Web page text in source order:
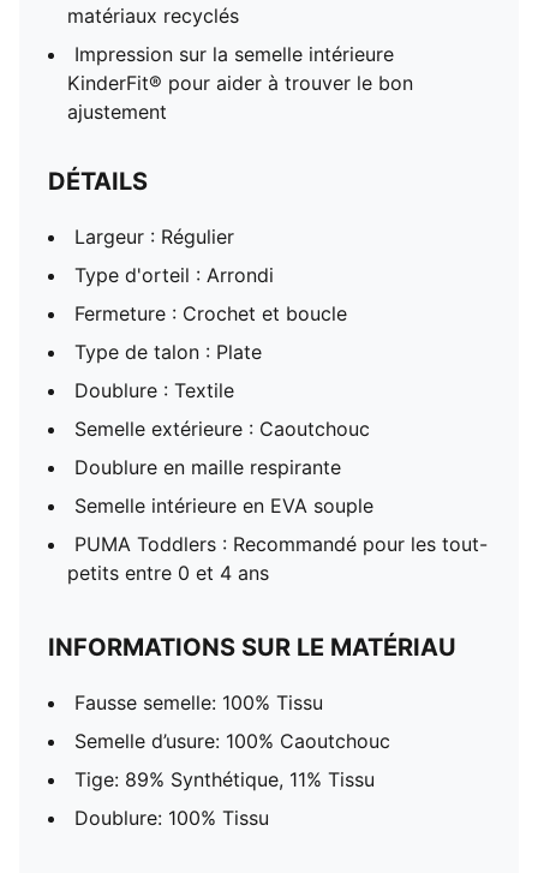
matériaux recyclés
Impression sur la semelle intérieure
KinderFit® pour aider à trouver le bon
ajustement
DÉTAILS
Largeur : Régulier
Type d'orteil : Arrondi
Fermeture : Crochet et boucle
Type de talon : Plate
Doublure : Textile
Semelle extérieure : Caoutchouc
Doublure en maille respirante
Semelle intérieure en EVA souple
PUMA Toddlers : Recommandé pour les tout-
petits entre 0 et 4 ans
INFORMATIONS SUR LE MATÉRIAU
Fausse semelle: 100% Tissu
Semelle d’usure: 100% Caoutchouc
Tige: 89% Synthétique, 11% Tissu
Doublure: 100% Tissu